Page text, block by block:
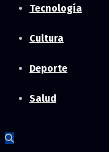
Tecnología
Cultura
Deporte
Salud